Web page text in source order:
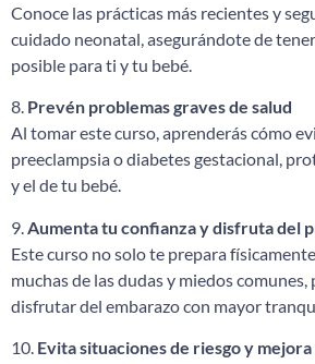
Conoce las prácticas más recientes y
cuidado neonatal, asegurándote de
posible para ti y tu bebé.
8. Prevén problemas graves de salud
Al tomar este curso, aprenderás cómo
preeclampsia o diabetes gestacional,
y el de tu bebé.
9. Aumenta tu confianza y disfruta del
Este curso no solo te prepara
muchas de las dudas y miedos
disfrutar del embarazo con mayor
10. Evita situaciones de riesgo y